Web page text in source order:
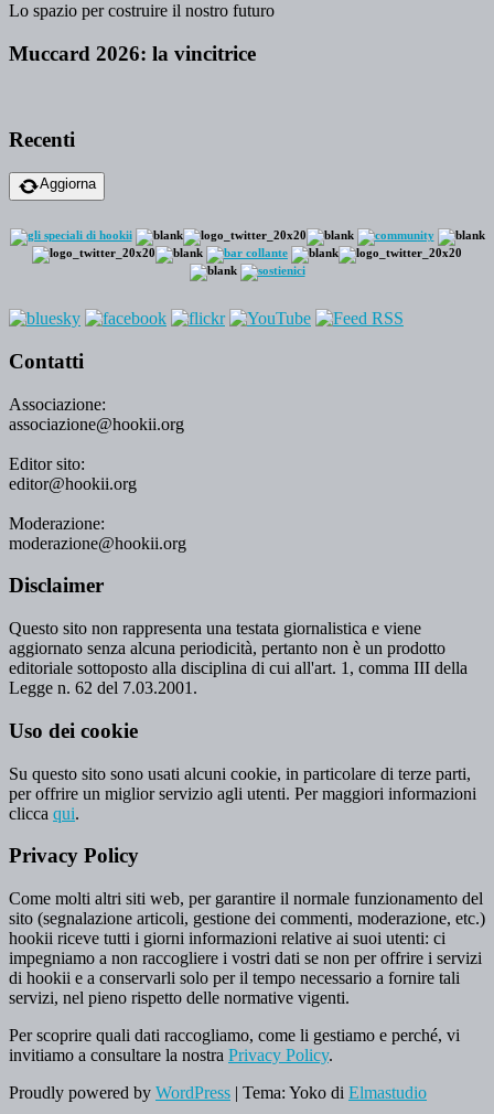
Lo spazio per costruire il nostro futuro
Muccard 2026: la vincitrice
Recenti
Aggiorna
Contatti
Associazione:
associazione@hookii.org
Editor sito:
editor@hookii.org
Moderazione:
moderazione@hookii.org
Disclaimer
Questo sito non rappresenta una testata giornalistica e viene
aggiornato senza alcuna periodicità, pertanto non è un prodotto
editoriale sottoposto alla disciplina di cui all'art. 1, comma III della
Legge n. 62 del 7.03.2001.
Uso dei cookie
Su questo sito sono usati alcuni cookie, in particolare di terze parti,
per offrire un miglior servizio agli utenti. Per maggiori informazioni
clicca qui.
Privacy Policy
Come molti altri siti web, per garantire il normale funzionamento del
sito (segnalazione articoli, gestione dei commenti, moderazione, etc.)
hookii riceve tutti i giorni informazioni relative ai suoi utenti: ci
impegniamo a non raccogliere i vostri dati se non per offrire i servizi
di hookii e a conservarli solo per il tempo necessario a fornire tali
servizi, nel pieno rispetto delle normative vigenti.
Per scoprire quali dati raccogliamo, come li gestiamo e perché, vi
invitiamo a consultare la nostra Privacy Policy.
Proudly powered by WordPress | Tema: Yoko di Elmastudio